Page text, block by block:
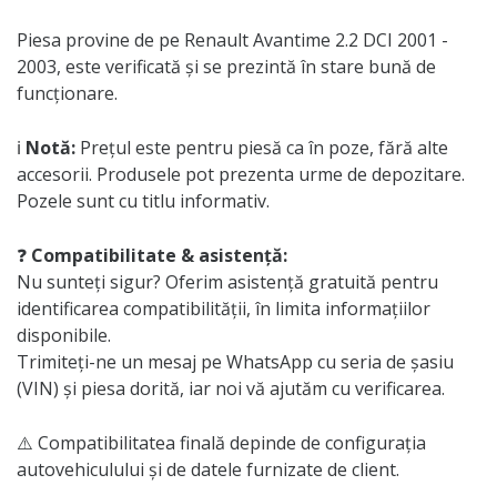
Piesa provine de pe Renault Avantime 2.2 DCI 2001 -
2003, este verificată și se prezintă în stare bună de
funcționare.
ℹ️ Notă: Prețul este pentru piesă ca în poze, fără alte
accesorii. Produsele pot prezenta urme de depozitare.
Pozele sunt cu titlu informativ.
❓ Compatibilitate & asistență:
Nu sunteți sigur? Oferim asistență gratuită pentru
identificarea compatibilității, în limita informațiilor
disponibile.
Trimiteți-ne un mesaj pe WhatsApp cu seria de șasiu
(VIN) și piesa dorită, iar noi vă ajutăm cu verificarea.
⚠️ Compatibilitatea finală depinde de configurația
autovehiculului și de datele furnizate de client.